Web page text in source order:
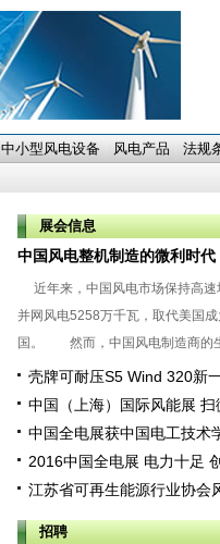
中小型风电设备 风电产品 法规
展会信息
中国风电整机制造的微利时代
近年来，中国风电市场保持高速
并网风电5258万千瓦，取代美国
国。 然而，中国风电制造商的
壳牌可耐压S5 Wind 320新
中国（上海）国际风能展 扫
中国全电展获中国电工技术
2016中国全电展 电力十足
江苏省可再生能源行业协会
招聘